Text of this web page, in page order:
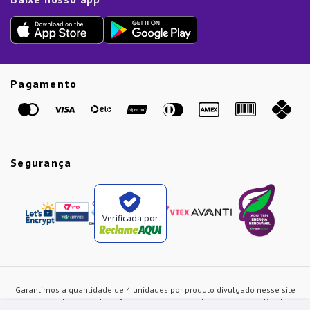
Dia dos Pais
Presente de Natal
Pagamento
Segurança
Verificada por
Garantimos a quantidade de 4 unidades por produto divulgado nesse site
ou de acordo com a duração dos estoques, sendo as vendas realizadas